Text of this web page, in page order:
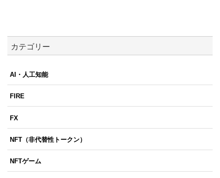
カテゴリー
AI・人工知能
FIRE
FX
NFT（非代替性トークン）
NFTゲーム